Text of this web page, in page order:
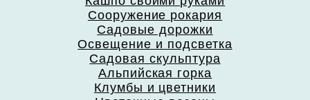
Сооружение рокария
Садовые дорожки
Освещение и подсветка
Садовая скульптура
Альпийская горка
Клумбы и цветники